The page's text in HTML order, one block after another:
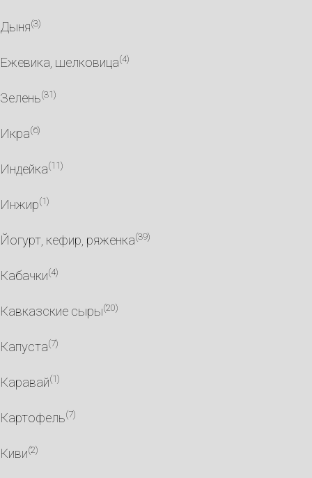
Дыня(3)
Ежевика, шелковица(4)
Зелень(31)
Икра(6)
Индейка(11)
Инжир(1)
Йогурт, кефир, ряженка(39)
Кабачки(4)
Кавказские сыры(20)
Капуста(7)
Каравай(1)
Картофель(7)
Киви(2)